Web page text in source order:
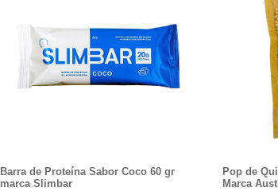
Barra de Proteína Sabor Coco 60 gr
marca Slimbar
Pop de
Marca